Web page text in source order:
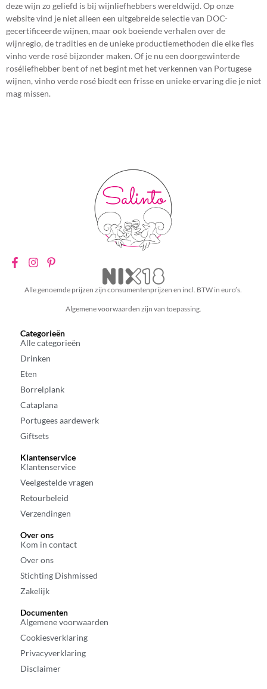
deze wijn zo geliefd is bij wijnliefhebbers wereldwijd. Op onze
website vind je niet alleen een uitgebreide selectie van DOC-
gecertificeerde wijnen, maar ook boeiende verhalen over de
wijnregio, de tradities en de unieke productiemethoden die elke fles
vinho verde rosé bijzonder maken. Of je nu een doorgewinterde
roséliefhebber bent of net begint met het verkennen van Portugese
wijnen, vinho verde rosé biedt een frisse en unieke ervaring die je niet
mag missen.
Alle genoemde prijzen zijn consumentenprijzen en incl. BTW in euro’s.
Algemene voorwaarden zijn van toepassing.
Categorieën
Alle categorieën
Drinken
Eten
Borrelplank
Cataplana
Portugees aardewerk
Giftsets
Klantenservice
Klantenservice
Veelgestelde vragen
Retourbeleid
Verzendingen
Over ons
Kom in contact
Over ons
Stichting Dishmissed
Zakelijk
Documenten
Algemene voorwaarden
Cookiesverklaring
Privacyverklaring
Disclaimer